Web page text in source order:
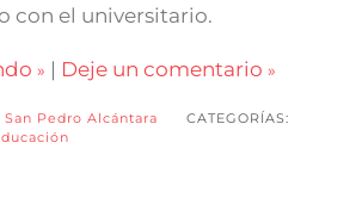
con el universitario.
| Deje un comentario
San Pedro Alcántara
CATEGORÍAS: